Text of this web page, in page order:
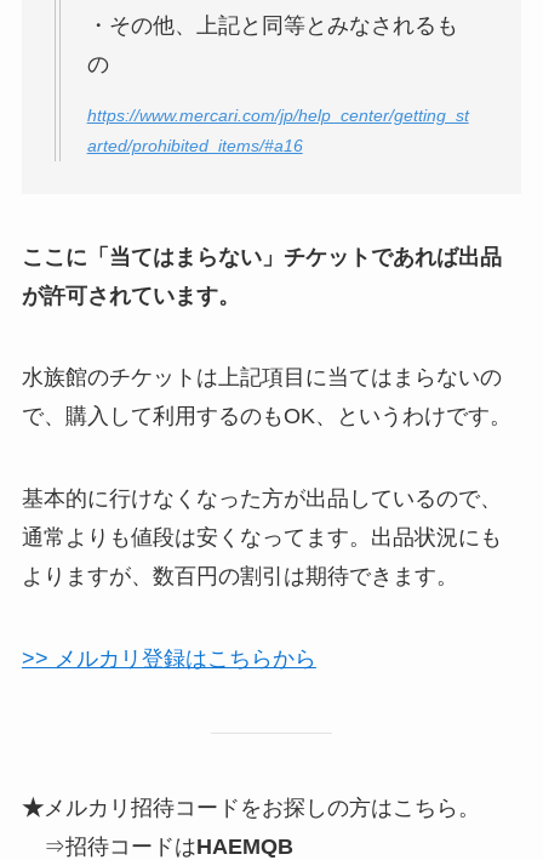
・その他、上記と同等とみなされるも
の
https://www.mercari.com/jp/help_center/getting_st
arted/prohibited_items/#a16
ここに「当てはまらない」チケットであれば出品
が許可されています。
水族館のチケットは上記項目に当てはまらないの
で、購入して利用するのもOK、というわけです。
基本的に行けなくなった方が出品しているので、
通常よりも値段は安くなってます。出品状況にも
よりますが、数百円の割引は期待できます。
>> メルカリ登録はこちらから
★メルカリ招待コードをお探しの方はこちら。
⇒招待コードはHAEMQB